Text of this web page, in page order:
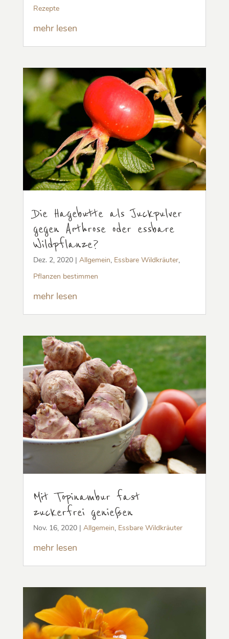
Rezepte
mehr lesen
Die Hagebutte als Juckpulver
gegen Arthrose oder essbare
Wildpflanze?
Dez. 2, 2020| Allgemein, Essbare Wildkräuter,
Pflanzen bestimmen
mehr lesen
Mit Topinambur fast
zuckerfrei genießen
Nov. 16, 2020| Allgemein, Essbare Wildkräuter
mehr lesen